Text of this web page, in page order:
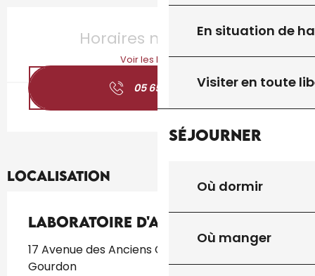
En situation de
Visiter en toute
Séjourner
Où dormir
Où manger
Horaires non définis
Voir les horaires
05 65 41 09 ▒▒
Localisation
Laboratoire d'Analyses Bio 3
17 Avenue des Anciens Combattants, 46300
Gourdon